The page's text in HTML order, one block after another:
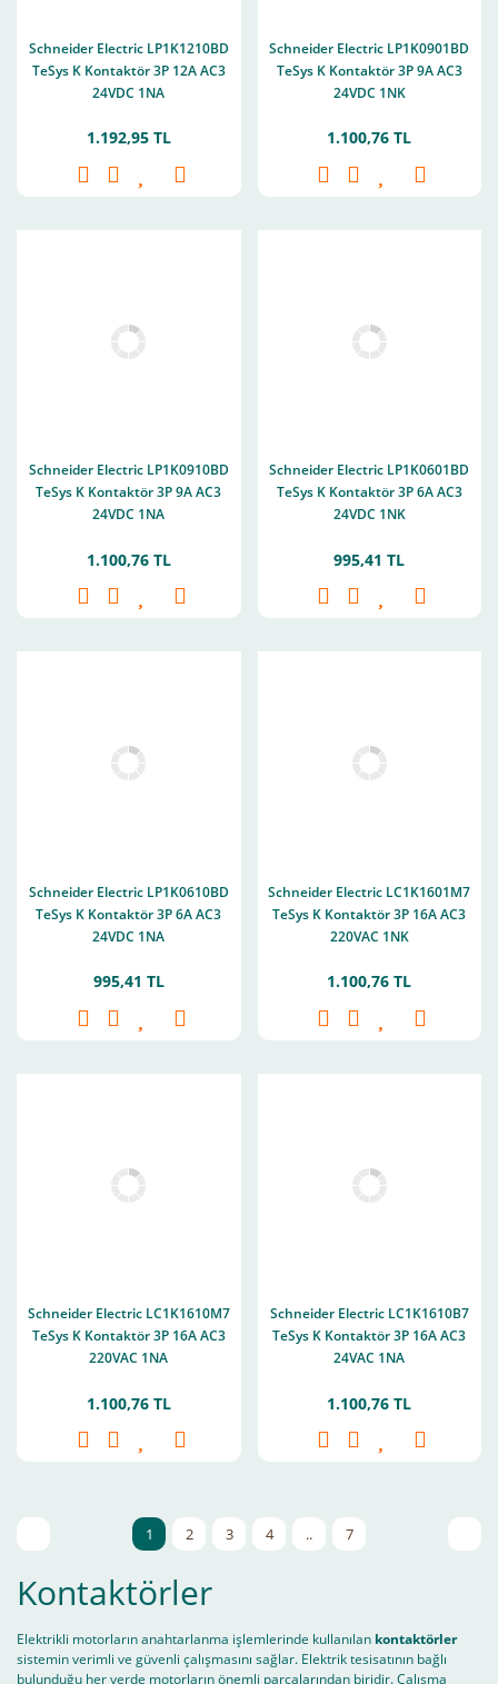
Schneider Electric LP1K1210BD
TeSys K Kontaktör 3P 12A AC3
24VDC 1NA
1.192,95 TL
Schneider Electric LP1K0901BD
TeSys K Kontaktör 3P 9A AC3
24VDC 1NK
1.100,76 TL
Schneider Electric LP1K0910BD
TeSys K Kontaktör 3P 9A AC3
24VDC 1NA
1.100,76 TL
Schneider Electric LP1K0601BD
TeSys K Kontaktör 3P 6A AC3
24VDC 1NK
995,41 TL
Schneider Electric LP1K0610BD
TeSys K Kontaktör 3P 6A AC3
24VDC 1NA
995,41 TL
Schneider Electric LC1K1601M7
TeSys K Kontaktör 3P 16A AC3
220VAC 1NK
1.100,76 TL
Schneider Electric LC1K1610M7
TeSys K Kontaktör 3P 16A AC3
220VAC 1NA
1.100,76 TL
Schneider Electric LC1K1610B7
TeSys K Kontaktör 3P 16A AC3
24VAC 1NA
1.100,76 TL
1 2 3 4 .. 7
Kontaktörler
Elektrikli motorların anahtarlanma işlemlerinde kullanılan kontaktörler
sistemin verimli ve güvenli çalışmasını sağlar. Elektrik tesisatının bağlı
bulunduğu her yerde motorların önemli parçalarından biridir. Çalışma